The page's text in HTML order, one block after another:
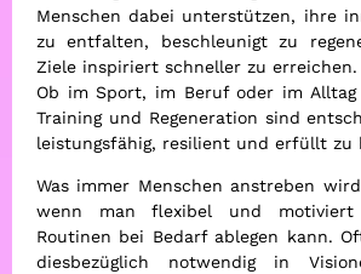
Menschen dabei unterstützen, ihre
zu entfalten, beschleunigt zu
Ziele inspiriert schneller zu erreichen.
Ob im Sport, im Beruf oder im
Training und Regeneration sind
leistungsfähig, resilient und erfüllt zu
Was immer Menschen anstreben
wenn man flexibel und
Routinen bei Bedarf ablegen kann.
diesbezüglich notwendig in